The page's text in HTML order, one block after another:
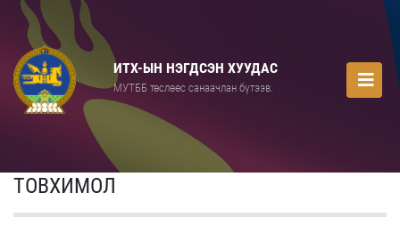
ИТХ-ЫН НЭГДСЭН ХУУДАС
МУТББ төслөөс санаачлан бүтээв.
ТОВХИМОЛ